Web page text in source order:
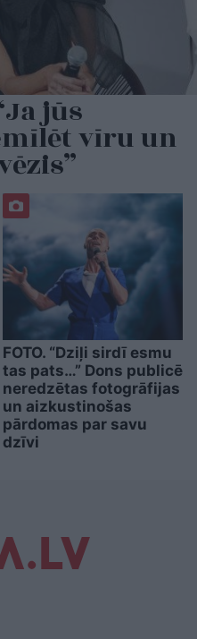
jūs
vīru un
FOTO. “Dziļi sirdī esmu
tas pats…” Dons publicē
neredzētas fotogrāfijas
un aizkustinošas
pārdomas par savu
dzīvi